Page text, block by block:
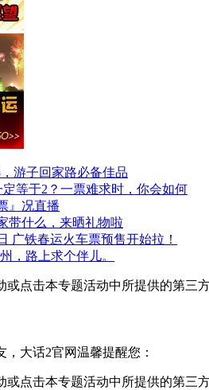
游子回家路必备佳品
定等于2？一票难求时，你会如何
』况直播
带什么，来晒礼物啦
广铁春运火车票预售开始拉！
，路上求个伴儿。
或点击本专题活动中所提供的第三
大话2官网温馨提醒您：
或点击本专题活动中所提供的第三